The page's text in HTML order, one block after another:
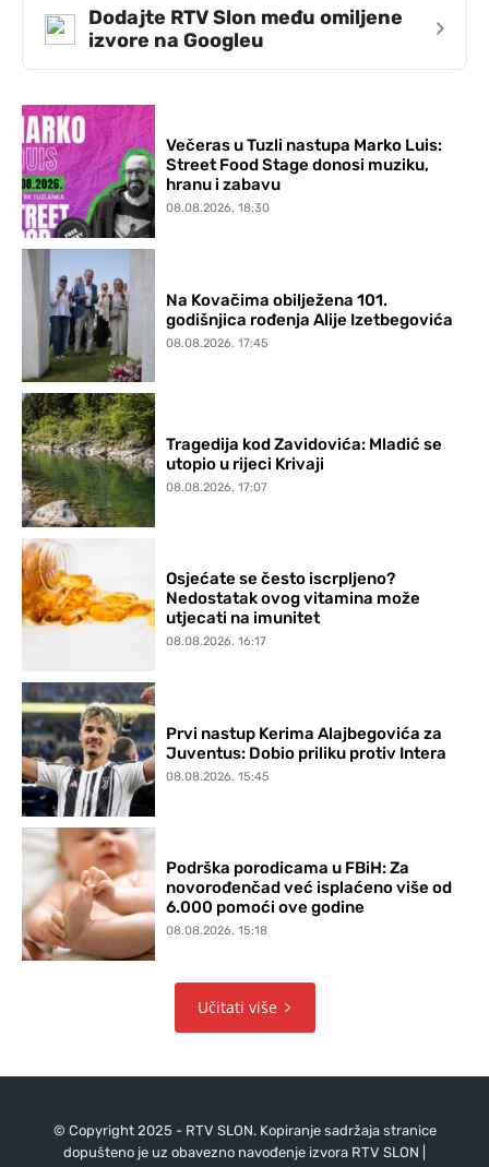
Dodajte RTV Slon među omiljene
izvore na Googleu
›
Večeras u Tuzli nastupa Marko Luis:
Street Food Stage donosi muziku,
hranu i zabavu
08.08.2026. 18:30
Na Kovačima obilježena 101.
godišnjica rođenja Alije Izetbegovića
08.08.2026. 17:45
Tragedija kod Zavidovića: Mladić se
utopio u rijeci Krivaji
08.08.2026. 17:07
Osjećate se često iscrpljeno?
Nedostatak ovog vitamina može
utjecati na imunitet
08.08.2026. 16:17
Prvi nastup Kerima Alajbegovića za
Juventus: Dobio priliku protiv Intera
08.08.2026. 15:45
Podrška porodicama u FBiH: Za
novorođenčad već isplaćeno više od
6.000 pomoći ove godine
08.08.2026. 15:18
Učitati više
© Copyright 2025 - RTV SLON. Kopiranje sadržaja stranice
dopušteno je uz obavezno navođenje izvora RTV SLON |